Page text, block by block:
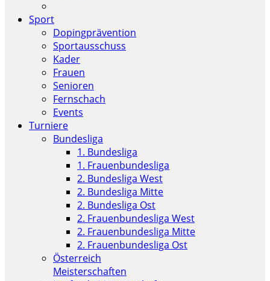
Sport
Dopingprävention
Sportausschuss
Kader
Frauen
Senioren
Fernschach
Events
Turniere
Bundesliga
1. Bundesliga
1. Frauenbundesliga
2. Bundesliga West
2. Bundesliga Mitte
2. Bundesliga Ost
2. Frauenbundesliga West
2. Frauenbundesliga Mitte
2. Frauenbundesliga Ost
Österreich
Meisterschaften